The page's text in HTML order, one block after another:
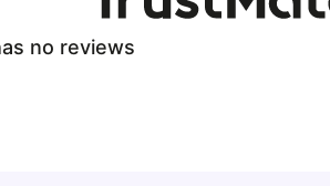
no reviews